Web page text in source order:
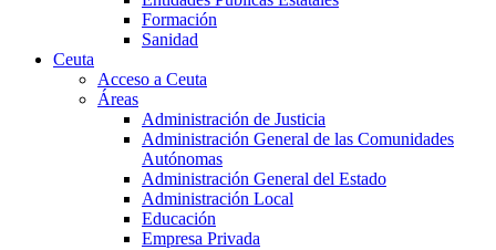
Formación
Sanidad
Ceuta
Acceso a Ceuta
Áreas
Administración de Justicia
Administración General de las Comunidades
Autónomas
Administración General del Estado
Administración Local
Educación
Empresa Privada